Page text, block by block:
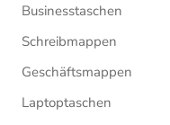
Businesstaschen
Schreibmappen
Geschäftsmappen
Laptoptaschen